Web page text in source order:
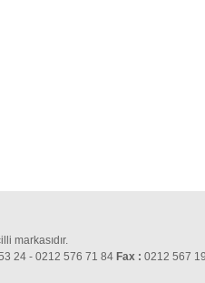
markasıdır.
24 - 0212 576 71 84 Fax : 0212 567